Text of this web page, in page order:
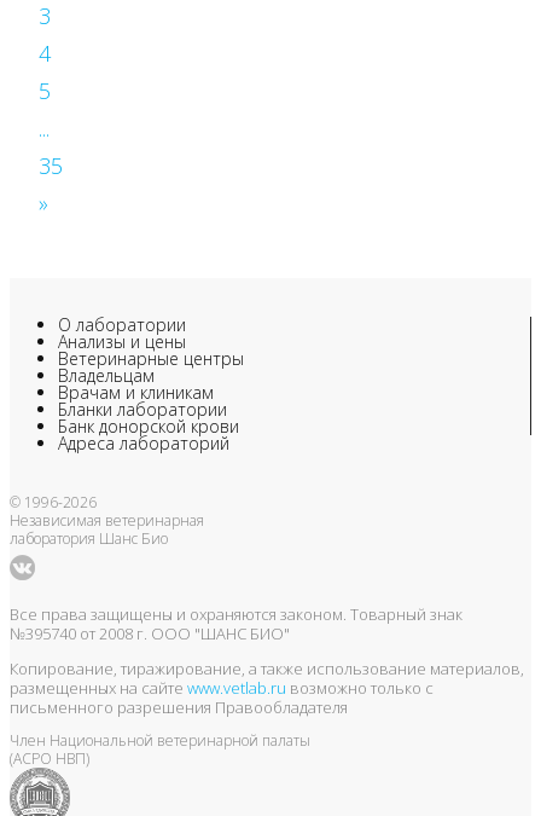
3
4
5
...
35
»
О лаборатории
Анализы и цены
Ветеринарные центры
Владельцам
Врачам и клиникам
Бланки лаборатории
Банк донорской крови
Адреса лабораторий
© 1996-2026
Независимая ветеринарная
лаборатория Шанс Био
Все права защищены и охраняются законом. Товарный знак
№395740 от 2008 г. ООО "ШАНС БИО"
Копирование, тиражирование, а также использование материалов,
размещенных на сайте www.vetlab.ru возможно только с
письменного разрешения Правообладателя
Член Национальной ветеринарной палаты
(АСРО НВП)